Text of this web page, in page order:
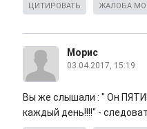
ЦИТИРОВАТЬ ЖАЛОБА
Морис
03.04.2017, 15:19
Вы же слышали : " Он
каждый день!!!!" -